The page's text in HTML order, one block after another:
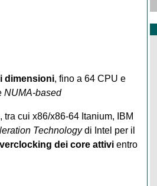
dimensioni, fino a 64 CPU e
NUMA-based
cui x86/x86-64 Itanium, IBM
Technologydi Intel per il
dei core attivientro